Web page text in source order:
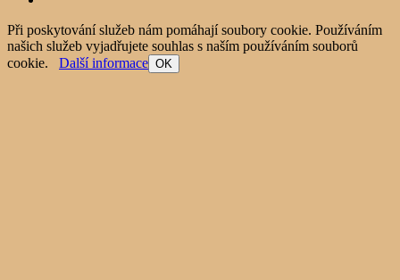
Při poskytování služeb nám pomáhají soubory cookie. Používáním
našich služeb vyjadřujete souhlas s naším používáním souborů
cookie. Další informace